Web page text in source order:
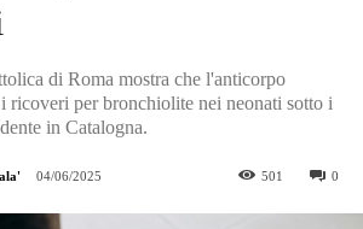
di Roma mostra che l'anticorpo
ricoveri per bronchiolite nei neonati sotto i
in Catalogna.
04/06/2025 0
501